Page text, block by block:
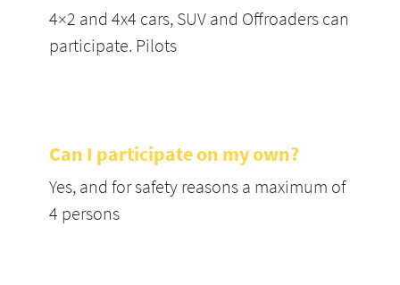
4×2 and 4x4 cars, SUV and Offroaders can
participate. Pilots
Can I participate on my own?
Yes, and for safety reasons a maximum of
4 persons